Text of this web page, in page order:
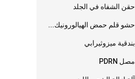
حقن الشفاه في الجلد
حشو قلم حمض الهيالورونيك...
بندقية ميزوثيرابي
مصل PDRN